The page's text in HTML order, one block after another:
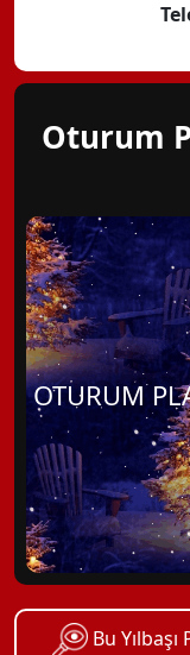
Oturum
OTURUM
Bu